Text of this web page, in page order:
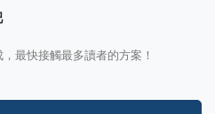
最快接觸最多讀者的方案！